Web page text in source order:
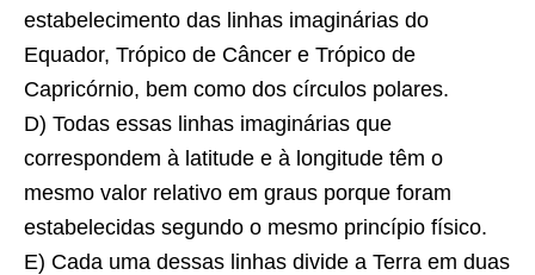
estabelecimento das linhas imaginárias do
Equador, Trópico de Câncer e Trópico de
Capricórnio, bem como dos círculos polares.
D) Todas essas linhas imaginárias que
correspondem à latitude e à longitude têm o
mesmo valor relativo em graus porque foram
estabelecidas segundo o mesmo princípio físico.
E) Cada uma dessas linhas divide a Terra em duas